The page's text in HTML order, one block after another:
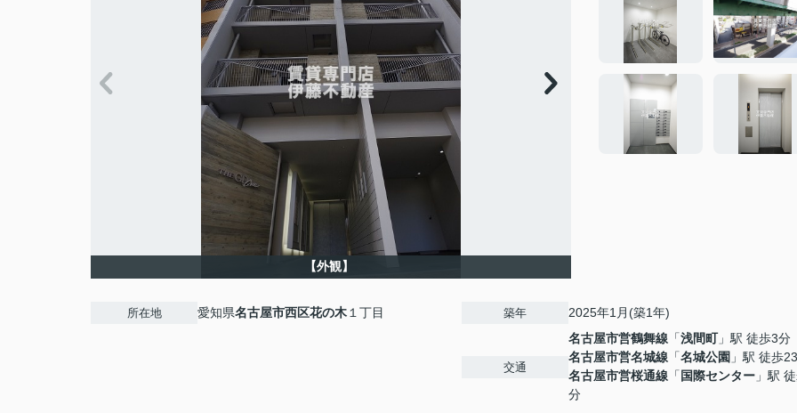
【外観】
所在地 愛知県名古屋市西区花の木 １丁目 築年 2025年1月(築1年)
交通
名古屋市営鶴舞線 「浅間町」駅 徒歩3分
名古屋市営名城線 「名城公園 」駅 徒歩
名古屋市営桜通線 「 国際センター 」駅
分